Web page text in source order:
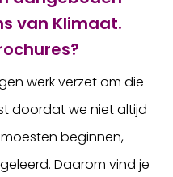
van Klimaat.
werk verzet om die
doordat we niet altijd
beginnen,
Daarom vind je